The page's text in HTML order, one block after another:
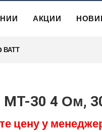
АКЦИИ
ВАТТ
30 4 Ом,
цену у